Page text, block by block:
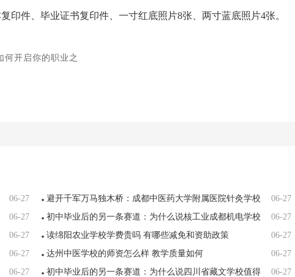
印件、毕业证书复印件、一寸红底照片8张、两寸蓝底照片4张。
何开启你的职业之
06-27
避开千军万马独木桥：成都中医药大学附属医院针灸学校
如何帮你弯道超车
06-27
06-27
初中毕业后的另一条赛道：为什么说核工业成都机电学校
值得考虑
06-27
06-27 读绵阳农业学校学费贵吗 有哪些减免和资助政策
06-27
06-27 达州中医学校的师资怎么样 教学质量如何
06-27
06-27 初中毕业后的另一条赛道：为什么说四川省藏文学校值得 06-27